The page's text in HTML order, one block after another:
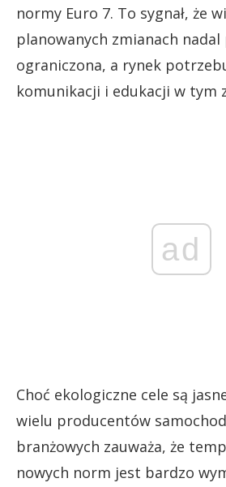
normy Euro 7. To sygnał, że
planowanych zmianach
ograniczona, a rynek
komunikacji i edukacji w tym
ad
Choć ekologiczne cele są
wielu producentów
branżowych zauważa, że
nowych norm jest bardzo